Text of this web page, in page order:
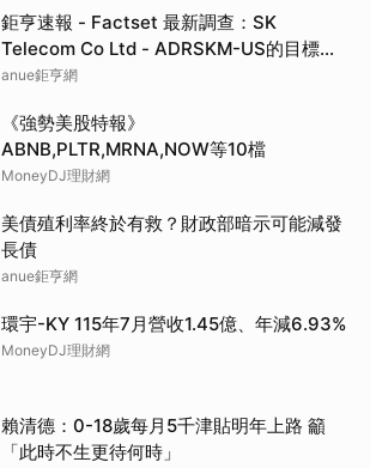
鉅亨速報 - Factset 最新調查：SK
Telecom Co Ltd - ADRSKM-US的目標價
調升至42.64元，幅度約3.73%
anue鉅亨網
《強勢美股特報》
ABNB,PLTR,MRNA,NOW等10檔
MoneyDJ理財網
美債殖利率終於有救？財政部暗示可能減發
長債
anue鉅亨網
環宇-KY 115年7月營收1.45億、年減6.93%
MoneyDJ理財網
賴清德：0-18歲每月5千津貼明年上路 籲
「此時不生更待何時」